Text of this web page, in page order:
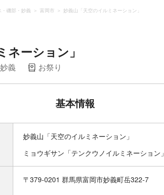
・磯部・妙義 富岡市 妙義山「天空のイルミネーション」
ネーション」
義 お祭り
基本情報
妙義山「天空のイルミネーション」
ミョウギサン「テンクウノイルミネーション」
〒379-0201 群馬県富岡市妙義町岳322-7